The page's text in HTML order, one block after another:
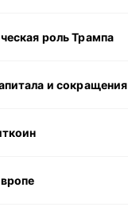
роль Трампа
и сокращения